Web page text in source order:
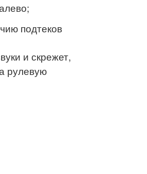
подтеков
и скрежет,
рулевую